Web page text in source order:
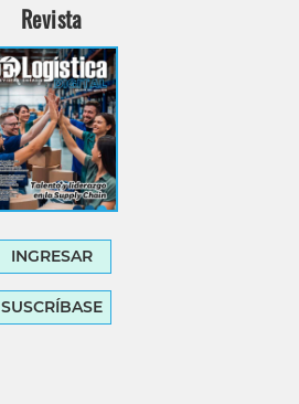
Revista
INGRESAR
SUSCRÍBASE